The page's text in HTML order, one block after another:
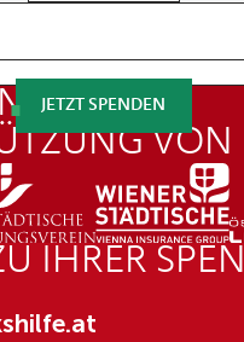
JETZT SPENDEN
VON
IHRER